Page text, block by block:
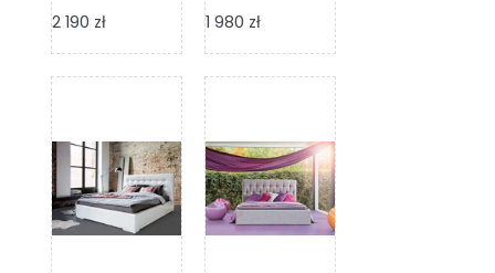
Design
2 190 zł
Design
1 980 zł